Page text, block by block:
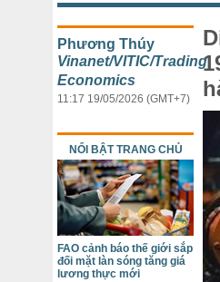
Phương Thúy
Vinanet/VITIC/Trading
Economics
11:17 19/05/2026 (GMT+7)
NỔI BẬT TRANG CHỦ
FAO cảnh báo thế giới sắp
đối mặt làn sóng tăng giá
lương thực mới